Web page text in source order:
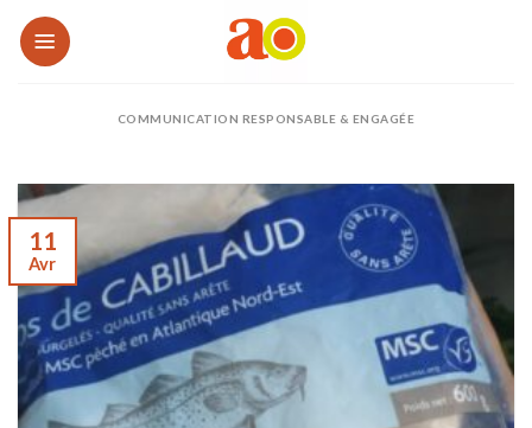
Passer
au
COMMUNICATION RESPONSABLE & ENGAGÉE
11
Avr